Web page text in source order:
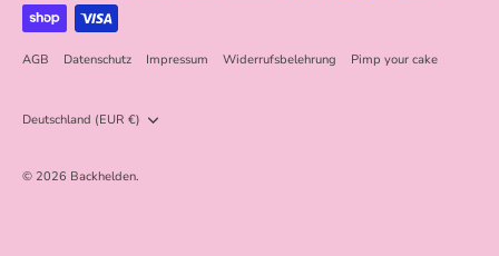
AGB Datenschutz Impressum Widerrufsbelehrung Pimp your cake
Währung
Deutschland (EUR €)
© 2026 Backhelden.